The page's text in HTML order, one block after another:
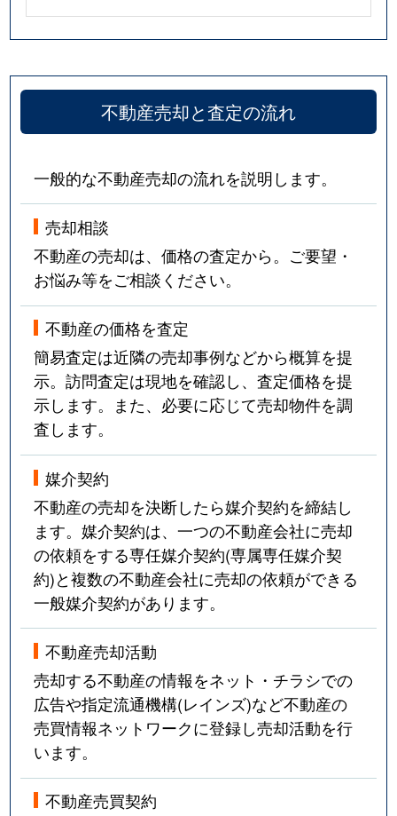
不動産売却と査定の流れ
一般的な不動産売却の流れを説明します。
売却相談
不動産の売却は、価格の査定から。ご要望・
お悩み等をご相談ください。
不動産の価格を査定
簡易査定は近隣の売却事例などから概算を提
示。訪問査定は現地を確認し、査定価格を提
示します。また、必要に応じて売却物件を調
査します。
媒介契約
不動産の売却を決断したら媒介契約を締結し
ます。媒介契約は、一つの不動産会社に売却
の依頼をする専任媒介契約(専属専任媒介契
約)と複数の不動産会社に売却の依頼ができる
一般媒介契約があります。
不動産売却活動
売却する不動産の情報をネット・チラシでの
広告や指定流通機構(レインズ)など不動産の
売買情報ネットワークに登録し売却活動を行
います。
不動産売買契約